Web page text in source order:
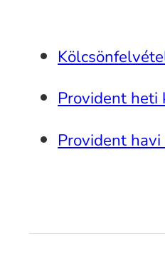
Provident heti
Provident havi